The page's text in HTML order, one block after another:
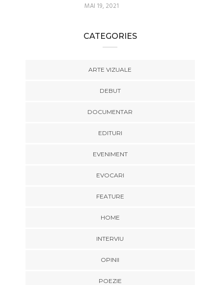
MAI 19, 2021
CATEGORIES
ARTE VIZUALE
DEBUT
DOCUMENTAR
EDITURI
EVENIMENT
EVOCARI
FEATURE
HOME
INTERVIU
OPINII
POEZIE